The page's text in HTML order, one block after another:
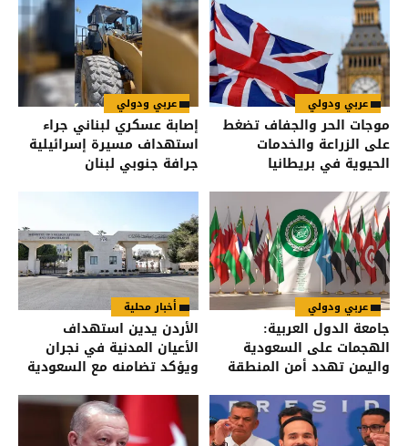
عربي ودولي
موجات الحر والجفاف تضغط
على الزراعة والخدمات
الحيوية في بريطانيا
عربي ودولي
إصابة عسكري لبناني جراء
استهداف مسيرة إسرائيلية
جرافة جنوبي لبنان
عربي ودولي
جامعة الدول العربية:
الهجمات على السعودية
واليمن تهدد أمن المنطقة
أخبار محلية
الأردن يدين استهداف
الأعيان المدنية في نجران
ويؤكد تضامنه مع السعودية